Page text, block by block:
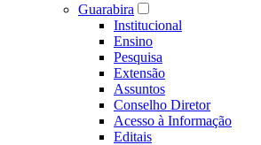
Guarabira
Institucional
Ensino
Pesquisa
Extensão
Assuntos
Conselho Diretor
Acesso à Informação
Editais